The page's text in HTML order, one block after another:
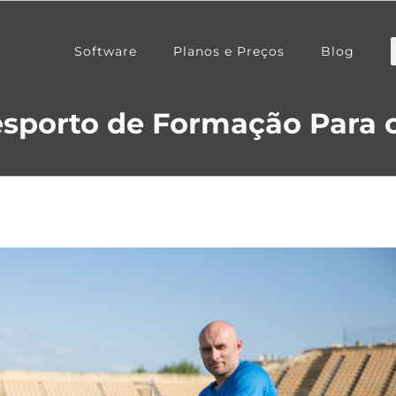
Software Planos e Preços Blog
de Formação Para